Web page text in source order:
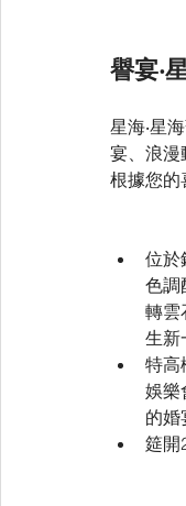
譽宴‧
星海‧星
宴、浪漫
根據您的
位於
色調
轉雲
生新
特高
娛樂
的婚
筵開